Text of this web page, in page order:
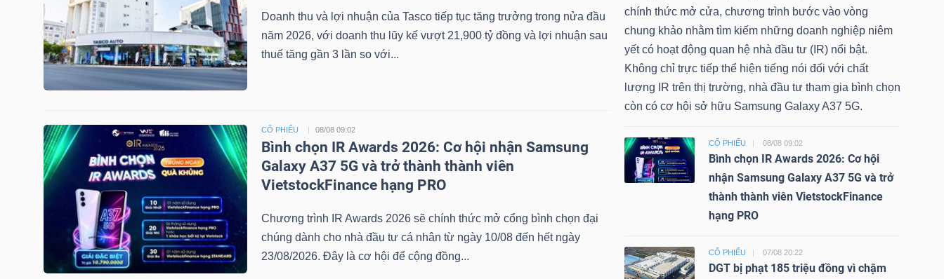
Doanh thu và lợi nhuận của Tasco tiếp tục tăng trưởng trong nửa đầu
năm 2026, với doanh thu lũy kế vượt 21,900 tỷ đồng và lợi nhuận sau
thuế tăng gần 3 lần so với...
CỔ PHIẾU 08/08 09:02
Bình chọn IR Awards 2026: Cơ hội nhận Samsung
Galaxy A37 5G và trở thành thành viên
VietstockFinance hạng PRO
Chương trình IR Awards 2026 sẽ chính thức mở cổng bình chọn đại
chúng dành cho nhà đầu tư cá nhân từ ngày 10/08 đến hết ngày
23/08/2026. Đây là cơ hội để cộng đồng...
chính thức mở cửa, chương trình bước vào vòng
chung khảo nhằm tìm kiếm những doanh nghiệp niêm
yết có hoạt động quan hệ nhà đầu tư (IR) nổi bật.
Không chỉ trực tiếp thể hiện tiếng nói đối với chất
lượng IR trên thị trường, nhà đầu tư tham gia bình chọn
còn có cơ hội sở hữu Samsung Galaxy A37 5G.
CỔ PHIẾU 08/08 09:02
Bình chọn IR Awards 2026: Cơ hội
nhận Samsung Galaxy A37 5G và trở
thành thành viên VietstockFinance
hạng PRO
CỔ PHIẾU 07/08 20:22
DGT bị phạt 185 triệu đồng vì chậm
CÔNG
ĐẦU
TRUY
Ngành